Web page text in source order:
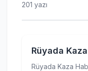
201 yazı
Rüyada
Rüyada Kaza